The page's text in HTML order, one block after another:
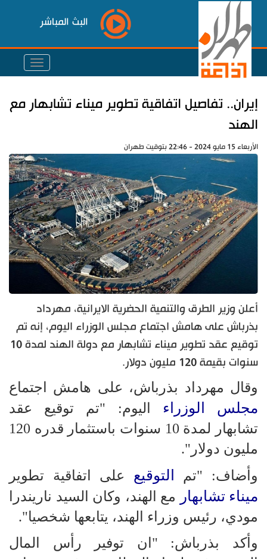
البث المباشر
إيران.. تفاصيل اتفاقية تطوير ميناء تشابهار مع
الهند
الأربعاء 15 مايو 2024 - 22:46 بتوقيت طهران
أعلن وزير الطرق والتنمية الحضرية الايرانية، مهرداد
بذرباش على هامش اجتماع مجلس الوزراء اليوم، إنه تم
توقيع عقد تطوير ميناء تشابهار مع دولة الهند لمدة 10
سنوات بقيمة 120 مليون دولار.
وقال مهرداد بذرباش، على هامش اجتماع
مجلس الوزراء اليوم: "تم توقيع عقد
تشابهار لمدة 10 سنوات باستثمار قدره 120
مليون دولار".
وأضاف: "تم
التوقيع على اتفاقية تطوير
ميناء تشابهار
مع الهند، وكان السيد ناريندرا
مودي، رئيس وزراء الهند، يتابعها شخصيا".
وأكد بذرباش: "ان توفير رأس المال